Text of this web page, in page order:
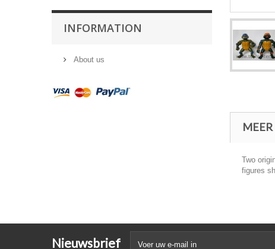
INFORMATION
About us
Two
figures
Nieuwsbrief